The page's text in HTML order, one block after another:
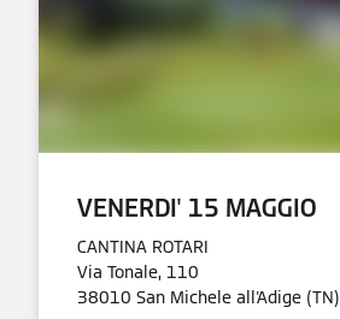
VENERDI' 15 MAGGIO​
CANTINA ROTARI
Via Tonale, 110
38010 San Michele all'Adige (TN)